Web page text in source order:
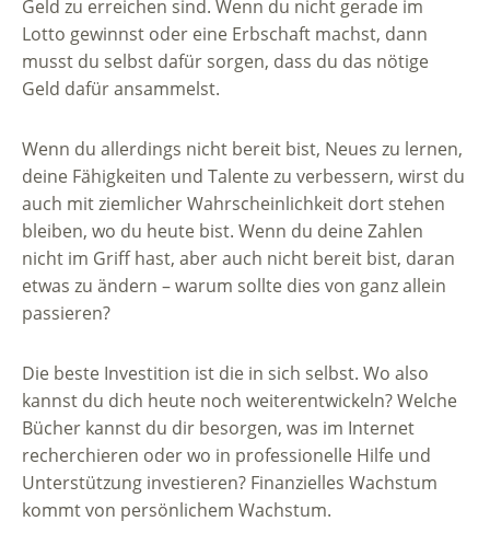
Geld zu erreichen sind. Wenn du nicht gerade im
Lotto gewinnst oder eine Erbschaft machst, dann
musst du selbst dafür sorgen, dass du das nötige
Geld dafür ansammelst.
Wenn du allerdings nicht bereit bist, Neues zu lernen,
deine Fähigkeiten und Talente zu verbessern, wirst du
auch mit ziemlicher Wahrscheinlichkeit dort stehen
bleiben, wo du heute bist. Wenn du deine Zahlen
nicht im Griff hast, aber auch nicht bereit bist, daran
etwas zu ändern – warum sollte dies von ganz allein
passieren?
Die beste Investition ist die in sich selbst. Wo also
kannst du dich heute noch weiterentwickeln? Welche
Bücher kannst du dir besorgen, was im Internet
recherchieren oder wo in professionelle Hilfe und
Unterstützung investieren? Finanzielles Wachstum
kommt von persönlichem Wachstum.